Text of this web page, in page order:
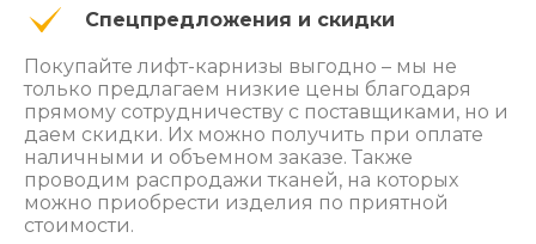
Спецпредложения и скидки
Покупайте лифт-карнизы выгодно – мы не
только предлагаем низкие цены благодаря
прямому сотрудничеству с поставщиками, но и
даем скидки. Их можно получить при оплате
наличными и объемном заказе. Также
проводим распродажи тканей, на которых
можно приобрести изделия по приятной
стоимости.